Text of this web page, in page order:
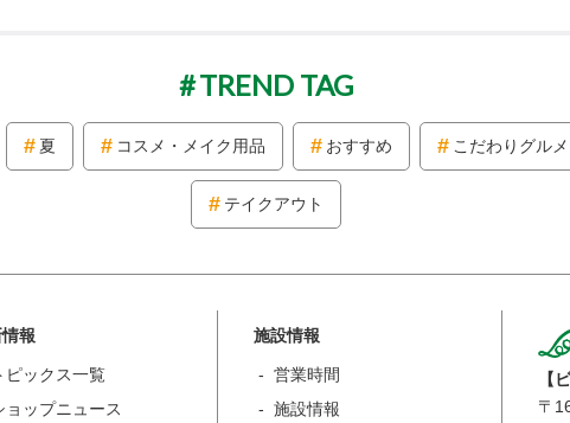
TREND TAG
夏 コスメ・メイク用品 おすすめ こだわりグルメ
テイクアウト
報
ピックス一覧
ョップニュース
施設情報
営業時間
施設情報
【
〒